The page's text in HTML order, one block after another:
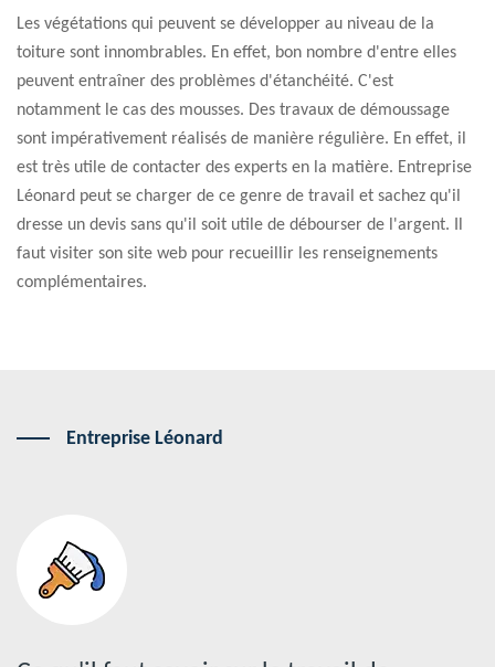
Les végétations qui peuvent se développer au niveau de la
toiture sont innombrables. En effet, bon nombre d'entre elles
peuvent entraîner des problèmes d'étanchéité. C'est
notamment le cas des mousses. Des travaux de démoussage
sont impérativement réalisés de manière régulière. En effet, il
est très utile de contacter des experts en la matière. Entreprise
Léonard peut se charger de ce genre de travail et sachez qu'il
dresse un devis sans qu'il soit utile de débourser de l'argent. Il
faut visiter son site web pour recueillir les renseignements
complémentaires.
Entreprise Léonard